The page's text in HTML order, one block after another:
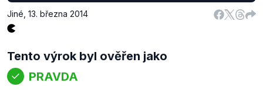
Jiné 13. března 2014
Tento výrok byl ověřen jako
PRAVDA